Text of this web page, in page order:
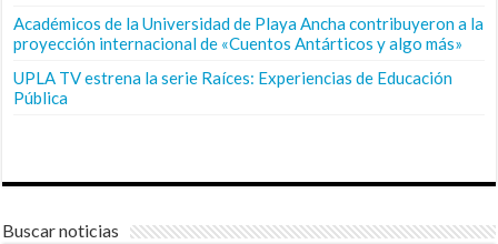
Académicos de la Universidad de Playa Ancha contribuyeron a la
proyección internacional de «Cuentos Antárticos y algo más»
UPLA TV estrena la serie Raíces: Experiencias de Educación
Pública
Buscar noticias